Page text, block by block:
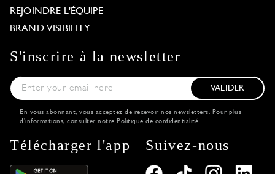
REJOINDRE L'ÉQUIPE
BRAND VISIBILITY
S'inscrire à la newsletter
VALIDER
En vous abonnant, vous acceptez de recevoir nos newsletters. Pour plus
d'informations, consulter notre Politique de confidentialité.
Télécharger l'app Suivez-nous